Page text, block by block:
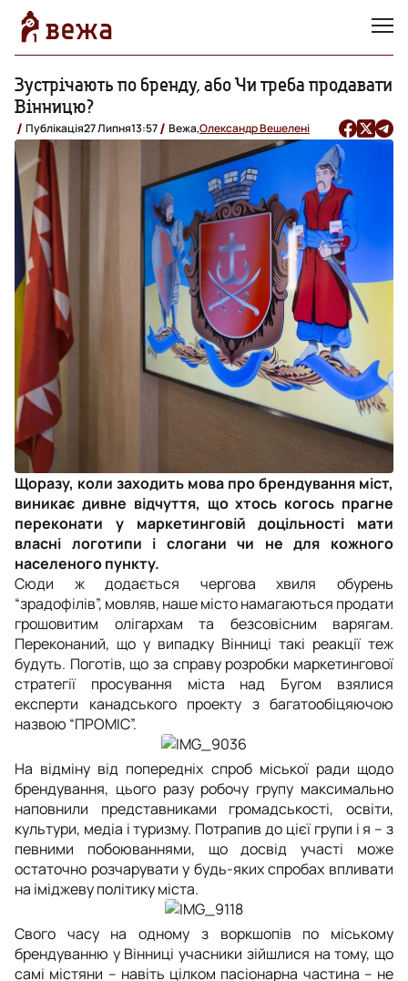
Зустрічають по бренду, або Чи треба продавати
Вінницю?
Публікація27 Липня13:57 Вежа,Олександр Вешелені
Щоразу, коли заходить мова про брендування міст,
виникає дивне відчуття, що хтось когось прагне
переконати у маркетинговій доцільності мати
власні логотипи і слогани чи не для кожного
населеного пункту.
Сюди ж додається чергова хвиля обурень
“зрадофілів”, мовляв, наше місто намагаються продати
грошовитим олігархам та безсовісним варягам.
Переконаний, що у випадку Вінниці такі реакції теж
будуть. Поготів, що за справу розробки маркетингової
стратегії просування міста над Бугом взялися
експерти канадського проекту з багатообіцяючою
назвою “ПРОМІС”.
На відміну від попередніх спроб міської ради щодо
брендування, цього разу робочу групу максимально
наповнили представниками громадськості, освіти,
культури, медіа і туризму. Потрапив до цієї групи і я – з
певними побоюваннями, що досвід участі може
остаточно розчарувати у будь-яких спробах впливати
на іміджеву політику міста.
Свого часу на одному з воркшопів по міському
брендуванню у Вінниці учасники зійшлися на тому, що
самі містяни – навіть цілком пасіонарна частина – не